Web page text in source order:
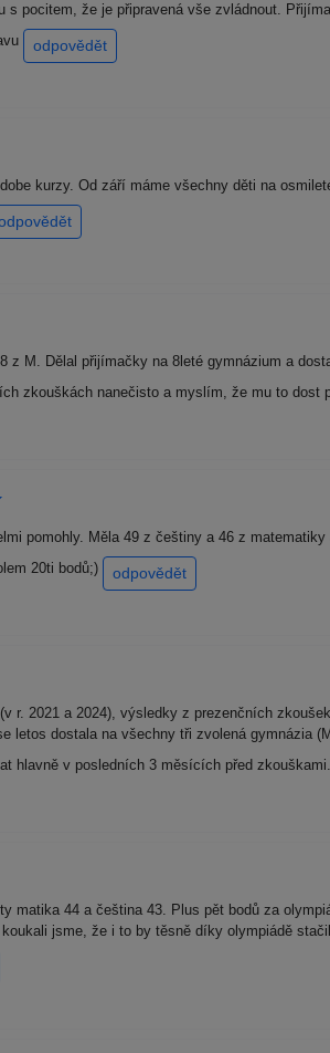
pocitem, že je připravená vše zvládnout.
odpovědět
kurzy. Od září máme všechny děti na
z M. Dělal přijímačky na 8leté gymnázium a
zkouškách nanečisto a myslím, že mu to dost
pomohly. Měla 49 z češtiny a 46 z
20ti bodů;)
odpovědět
r. 2021 a 2024), výsledky z prezenčních
letos dostala na všechny tři zvolená gymnázia
hlavně v posledních 3 měsících před
matika 44 a čeština 43. Plus pět bodů za
jsme, že i to by těsně díky olympiádě